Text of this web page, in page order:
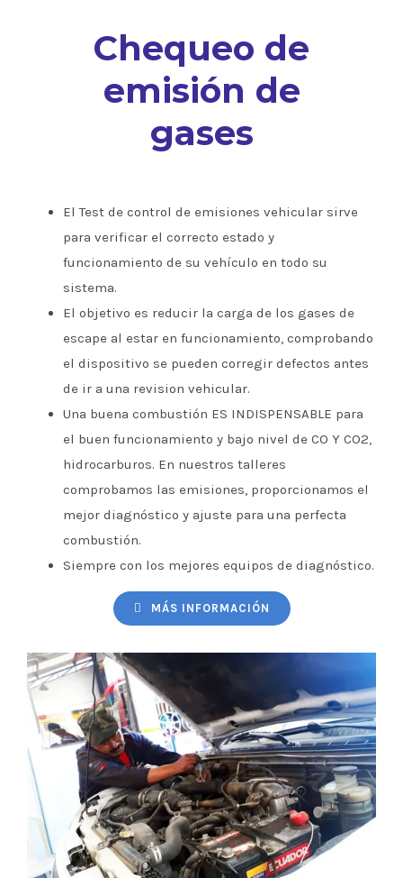
Chequeo de
emisión de
gases
El Test de control de emisiones vehicular sirve
para verificar el correcto estado y
funcionamiento de su vehículo en todo su
sistema.
El objetivo es reducir la carga de los gases de
escape al estar en funcionamiento, comprobando
el dispositivo se pueden corregir defectos antes
de ir a una revision vehicular.
Una buena combustión ES INDISPENSABLE para
el buen funcionamiento y bajo nivel de CO Y CO2,
hidrocarburos. En nuestros talleres
comprobamos las emisiones, proporcionamos el
mejor diagnóstico y ajuste para una perfecta
combustión.
Siempre con los mejores equipos de diagnóstico.
MÁS INFORMACIÓN